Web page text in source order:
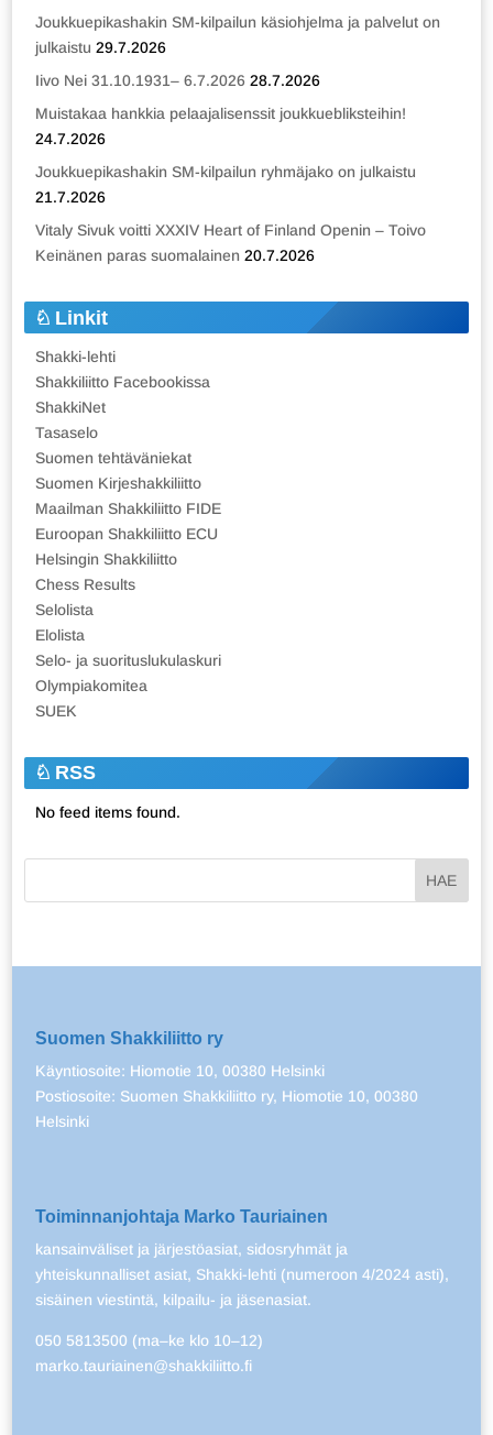
Joukkuepikashakin SM-kilpailun käsiohjelma ja palvelut on
julkaistu 29.7.2026
Iivo Nei 31.10.1931– 6.7.2026 28.7.2026
Muistakaa hankkia pelaajalisenssit joukkuebliksteihin!
24.7.2026
Joukkuepikashakin SM-kilpailun ryhmäjako on julkaistu
21.7.2026
Vitaly Sivuk voitti XXXIV Heart of Finland Openin – Toivo
Keinänen paras suomalainen 20.7.2026
Linkit
Shakki-lehti
Shakkiliitto Facebookissa
ShakkiNet
Tasaselo
Suomen tehtäväniekat
Suomen Kirjeshakkiliitto
Maailman Shakkiliitto FIDE
Euroopan Shakkiliitto ECU
Helsingin Shakkiliitto
Chess Results
Selolista
Elolista
Selo- ja suorituslukulaskuri
Olympiakomitea
SUEK
RSS
No feed items found.
Suomen Shakkiliitto ry
Käyntiosoite: Hiomotie 10, 00380 Helsinki
Postiosoite: Suomen Shakkiliitto ry, Hiomotie 10, 00380
Helsinki
Toiminnanjohtaja Marko Tauriainen
kansainväliset ja järjestöasiat, sidosryhmät ja
yhteiskunnalliset asiat, Shakki-lehti (numeroon 4/2024 asti),
sisäinen viestintä, kilpailu- ja jäsenasiat.
050 5813500 (ma–ke klo 10–12)
marko.tauriainen@shakkiliitto.fi